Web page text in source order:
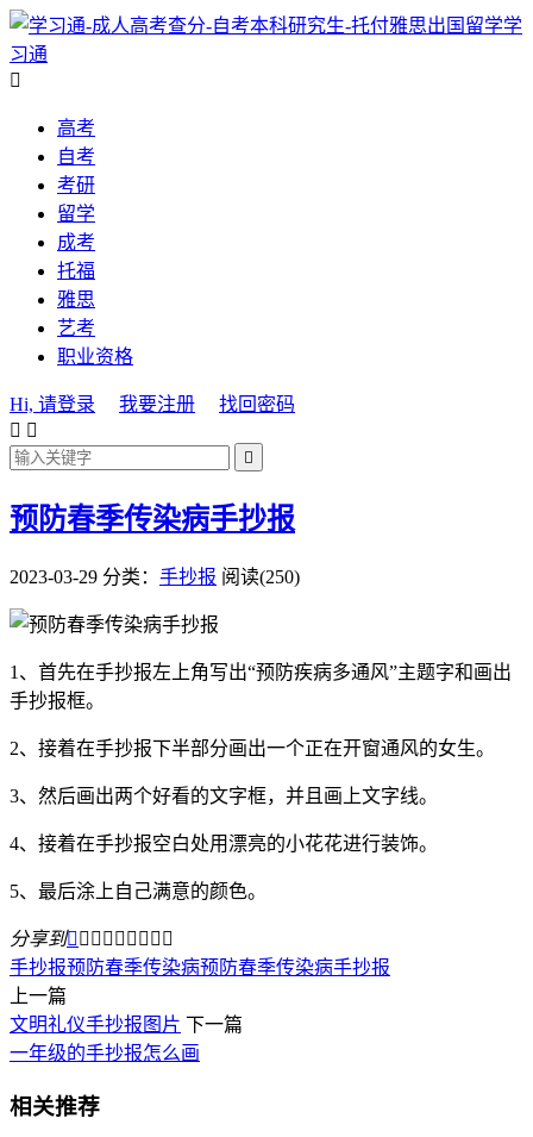
学
习通

高考
自考
考研
留学
成考
托福
雅思
艺考
职业资格
Hi, 请登录 我要注册
找回密码
 

预防春季传染病手抄报
2023-03-29 分类： 手抄报 阅读(250)
1、首先在手抄报左上角写出“预防疾病多通风”主题字和画出
手抄报框。
2、接着在手抄报下半部分画出一个正在开窗通风的女生。
3、然后画出两个好看的文字框，并且画上文字线。
4、接着在手抄报空白处用漂亮的小花花进行装饰。
5、最后涂上自己满意的颜色。
分享到        
手抄报预防春季传染病预防春季传染病手抄报
上一篇
文明礼仪手抄报图片 下一篇
一年级的手抄报怎么画
相关推荐